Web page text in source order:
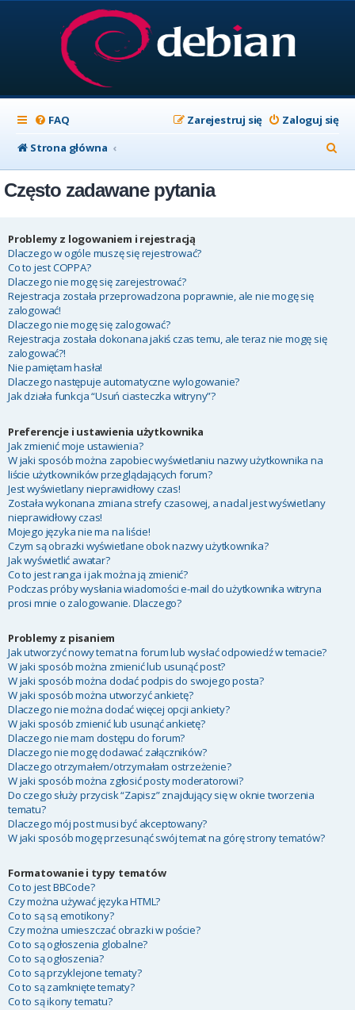
FAQ Zaloguj się
Zarejestruj się
Strona główna
z
Często zadawane pytania
Problemy z logowaniem i rejestracją
Dlaczego w ogóle muszę się rejestrować?
Co to jest COPPA?
Dlaczego nie mogę się zarejestrować?
Rejestracja została przeprowadzona poprawnie, ale nie mogę się
zalogować!
Dlaczego nie mogę się zalogować?
Rejestracja została dokonana jakiś czas temu, ale teraz nie mogę się
zalogować?!
Nie pamiętam hasła!
Dlaczego następuje automatyczne wylogowanie?
Jak działa funkcja “Usuń ciasteczka witryny”?
Preferencje i ustawienia użytkownika
Jak zmienić moje ustawienia?
W jaki sposób można zapobiec wyświetlaniu nazwy użytkownika na
liście użytkowników przeglądających forum?
Jest wyświetlany nieprawidłowy czas!
Została wykonana zmiana strefy czasowej, a nadal jest wyświetlany
nieprawidłowy czas!
Mojego języka nie ma na liście!
Czym są obrazki wyświetlane obok nazwy użytkownika?
Jak wyświetlić awatar?
Co to jest ranga i jak można ją zmienić?
Podczas próby wysłania wiadomości e-mail do użytkownika witryna
prosi mnie o zalogowanie. Dlaczego?
Problemy z pisaniem
Jak utworzyć nowy temat na forum lub wysłać odpowiedź w temacie?
W jaki sposób można zmienić lub usunąć post?
W jaki sposób można dodać podpis do swojego posta?
W jaki sposób można utworzyć ankietę?
Dlaczego nie można dodać więcej opcji ankiety?
W jaki sposób zmienić lub usunąć ankietę?
Dlaczego nie mam dostępu do forum?
Dlaczego nie mogę dodawać załączników?
Dlaczego otrzymałem/otrzymałam ostrzeżenie?
W jaki sposób można zgłosić posty moderatorowi?
Do czego służy przycisk “Zapisz” znajdujący się w oknie tworzenia
tematu?
Dlaczego mój post musi być akceptowany?
W jaki sposób mogę przesunąć swój temat na górę strony tematów?
Formatowanie i typy tematów
Co to jest BBCode?
Czy można używać języka HTML?
Co to są są emotikony?
Czy można umieszczać obrazki w poście?
Co to są ogłoszenia globalne?
Co to są ogłoszenia?
Co to są przyklejone tematy?
Co to są zamknięte tematy?
Co to są ikony tematu?